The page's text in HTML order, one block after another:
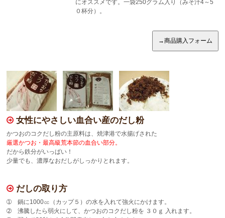
にオススメです。一袋250グラム入り（みそ汁4～5
０杯分）。
女性にやさしい血合い産のだし粉
かつおのコクだし粉の主原料は、焼津港で水揚げされた
厳選かつお・最高級荒本節の血合い部分。
だから鉄分がいっぱい！
少量でも、濃厚なおだしがしっかりとれます。
だしの取り方
➀ 鍋に1000㏄（カップ５）の水を入れて強火にかけます。
➁ 沸騰したら弱火にして、かつおのコクだし粉を ３０ｇ 入れます。